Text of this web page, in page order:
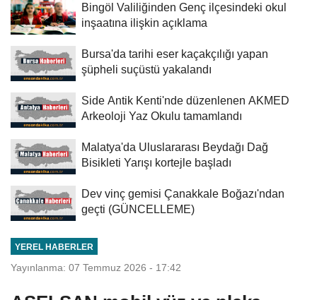
Bingöl Valiliğinden Genç ilçesindeki okul
inşaatına ilişkin açıklama
Bursa'da tarihi eser kaçakçılığı yapan
şüpheli suçüstü yakalandı
Side Antik Kenti'nde düzenlenen AKMED
Arkeoloji Yaz Okulu tamamlandı
Malatya'da Uluslararası Beydağı Dağ
Bisikleti Yarışı kortejle başladı
Dev vinç gemisi Çanakkale Boğazı'ndan
geçti (GÜNCELLEME)
YEREL HABERLER
Yayınlanma: 07 Temmuz 2026 - 17:42